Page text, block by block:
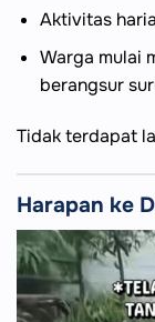
Aktivitas
Warga mulai
berangsur
Tidak terdapat
Harapan ke